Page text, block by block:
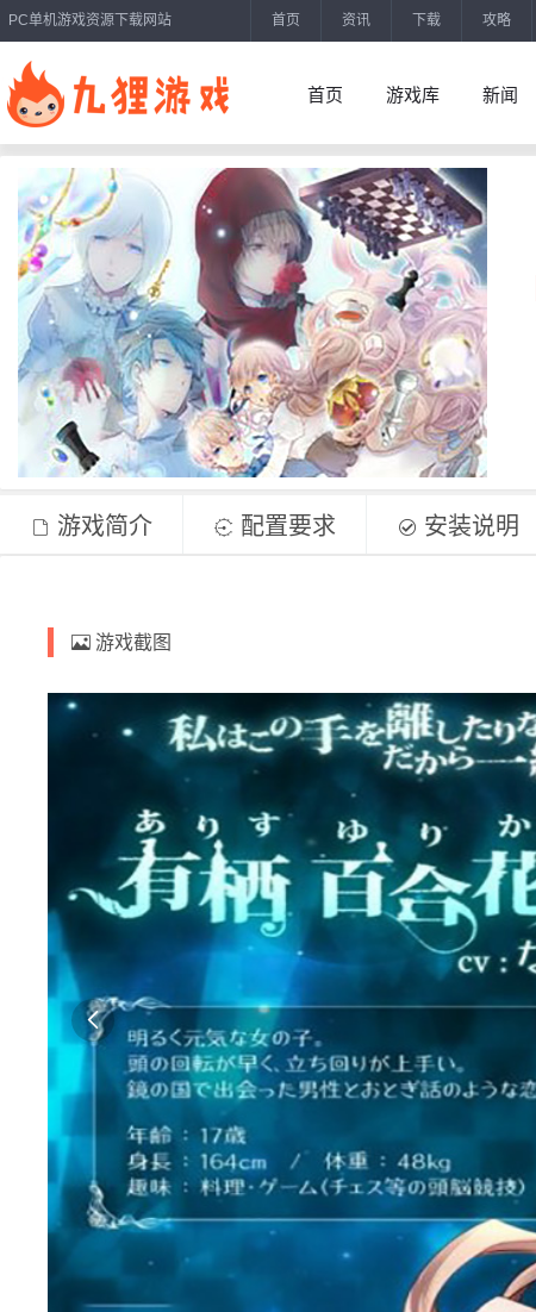
PC单机游戏资源下载网站 首页 资讯 下载 攻略
首页 游戏库 新闻
游戏简介 配置要求 安装说明
游戏截图
